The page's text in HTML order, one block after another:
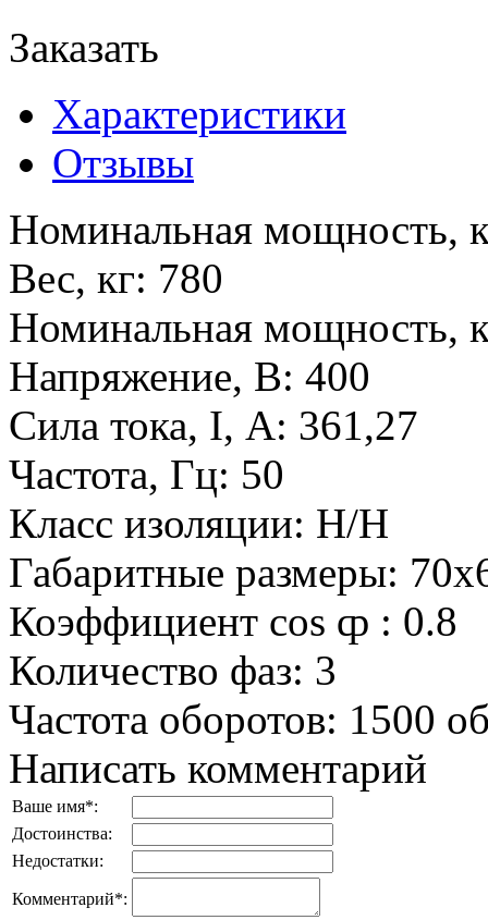
Заказать
Характеристики
Отзывы
Номинальная мощность,
Вес, кг: 780
Номинальная мощность,
Напряжение, В: 400
Сила тока, I, А: 361,27
Частота, Гц: 50
Класс изоляции: H/H
Габаритные размеры:
Коэффициент cos ȹ : 0.8
Количество фаз: 3
Частота оборотов: 1500
Написать комментарий
Ваше имя*:
Достоинства:
Недостатки:
Комментарий*: